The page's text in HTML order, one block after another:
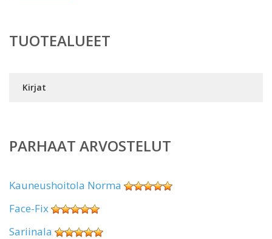
TUOTEALUEET
Kirjat
PARHAAT ARVOSTELUT
Kauneushoitola Norma
Face-Fix
Sariinala